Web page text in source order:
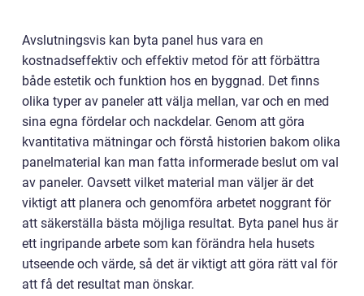
Avslutningsvis kan byta panel hus vara en
kostnadseffektiv och effektiv metod för att förbättra
både estetik och funktion hos en byggnad. Det finns
olika typer av paneler att välja mellan, var och en med
sina egna fördelar och nackdelar. Genom att göra
kvantitativa mätningar och förstå historien bakom olika
panelmaterial kan man fatta informerade beslut om val
av paneler. Oavsett vilket material man väljer är det
viktigt att planera och genomföra arbetet noggrant för
att säkerställa bästa möjliga resultat. Byta panel hus är
ett ingripande arbete som kan förändra hela husets
utseende och värde, så det är viktigt att göra rätt val för
att få det resultat man önskar.